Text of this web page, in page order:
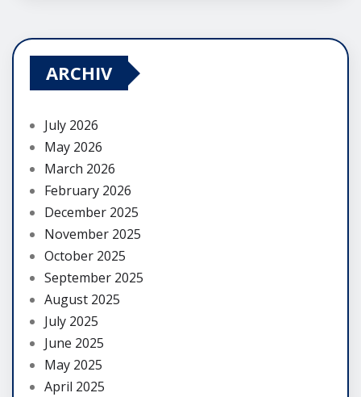
ARCHIV
July 2026
May 2026
March 2026
February 2026
December 2025
November 2025
October 2025
September 2025
August 2025
July 2025
June 2025
May 2025
April 2025